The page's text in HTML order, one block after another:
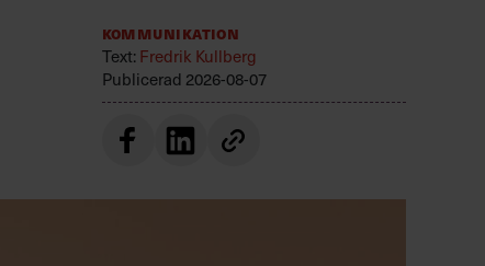
Kommunikation
Text:Fredrik Kullberg
Publicerad 2026-08-07